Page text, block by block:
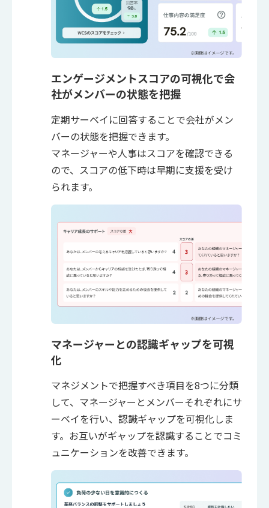
エンゲージメントスコアの可視化で会
社がメンバーの状態を把握
定期サーベイに回答することで会社がメン
バーの状態を把握できます。
マネージャーや人事はスコアを確認できる
ので、スコアの低下時は早期に支援を受け
られます。
マネージャーとの認識ギャップを可視
化
マネジメントで把握すべき項目を8つに分類
して、マネージャーとメンバーそれぞれにサ
ーベイを行い、認識ギャップを可視化しま
す。お互いがギャップを認識することでコミ
ュニケーションを改善できます。